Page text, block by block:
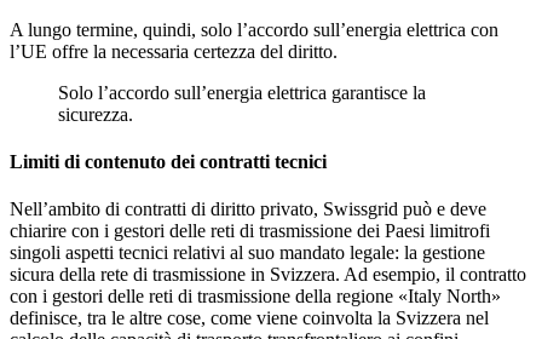
A lungo termine, quindi, solo l’accordo sull’energia elettrica con
l’UE offre la necessaria certezza del diritto.
Solo l’accordo sull’energia elettrica garantisce la
sicurezza.
Limiti di contenuto dei contratti tecnici
Nell’ambito di contratti di diritto privato, Swissgrid può e deve
chiarire con i gestori delle reti di trasmissione dei Paesi limitrofi
singoli aspetti tecnici relativi al suo mandato legale: la gestione
sicura della rete di trasmissione in Svizzera. Ad esempio, il contratto
con i gestori delle reti di trasmissione della regione «Italy North»
definisce, tra le altre cose, come viene coinvolta la Svizzera nel